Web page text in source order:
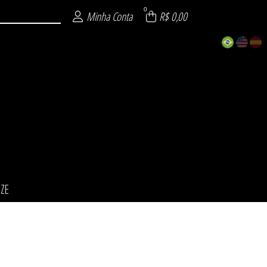
Minha Conta 0 R$ 0,00